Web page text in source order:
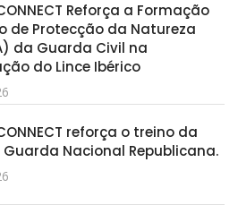
Reforça a Formação
de Protecção da Natureza
da Guarda Civil na
do Lince Ibérico
reforça o treino da
Guarda Nacional Republicana.